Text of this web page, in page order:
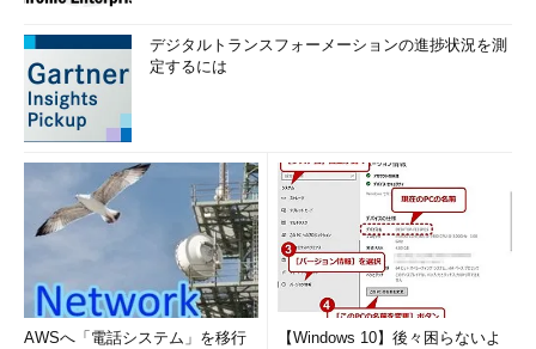
デジタルトランスフォーメーションの進捗状況を測
定するには
AWSへ「電話システム」を移行
【Windows 10】後々困らないよ